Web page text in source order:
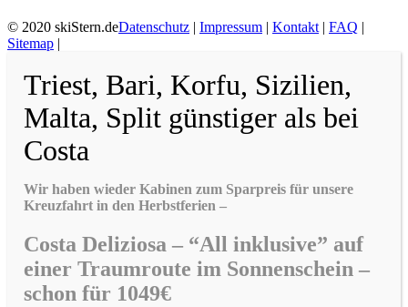
© 2020 skiStern.deDatenschutz | Impressum | Kontakt| FAQ |
Sitemap |
Triest, Bari, Korfu, Sizilien,
Malta, Split günstiger als bei
Costa
Wir haben wieder Kabinen zum Sparpreis für unsere
Kreuzfahrt in den Herbstferien –
Costa Deliziosa – “All inklusive” auf
einer Traumroute im Sonnenschein –
schon für 1049€